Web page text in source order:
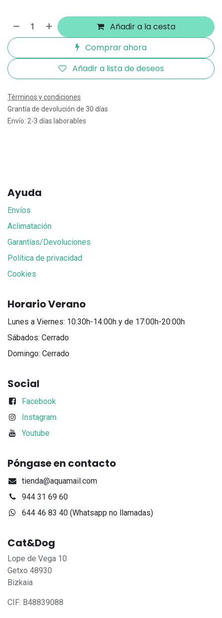
Añadir a la cesta
Comprar ahora
Añadir a lista de deseos
Términos y condiciones
Grantía de devolución de 30 días
Envío: 2-3 días laborables
Ayuda
Envíos
Aclimatación
Garantías/Devoluciones
Política de privacidad
Cookies
Horario Verano
Lunes a Viernes: 10:30h-14:00h y de 17:00h-20:00h
Sábados: Cerrado
Domingo: Cerrado
Social
Facebook
Instagram
Youtube
Póngase en contacto
tienda@aquamail.com
944 31 69 60
644 46 83 40 (Whatsapp no llamadas)
Cat&Dog
Lope de Vega 10
Getxo 48930
Bizkaia
CIF: B48839088